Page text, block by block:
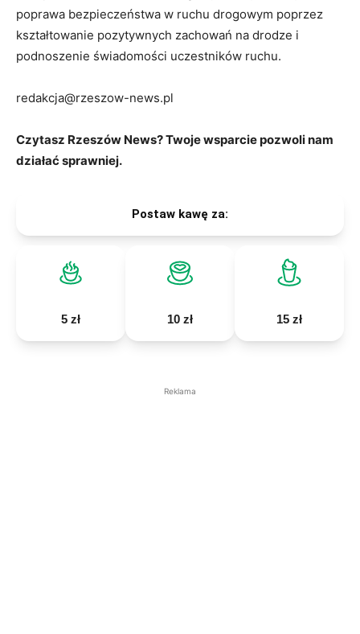
poprawa bezpieczeństwa w ruchu drogowym poprzez
kształtowanie pozytywnych zachowań na drodze i
podnoszenie świadomości uczestników ruchu.
redakcja@rzeszow-news.pl
Czytasz Rzeszów News? Twoje wsparcie pozwoli nam
działać sprawniej.
Postaw kawę za:
5 zł 10 zł 15 zł
Reklama